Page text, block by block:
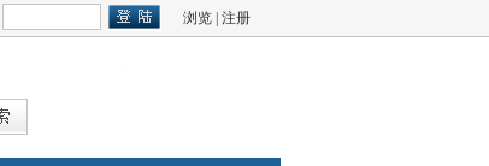
浏览 注册